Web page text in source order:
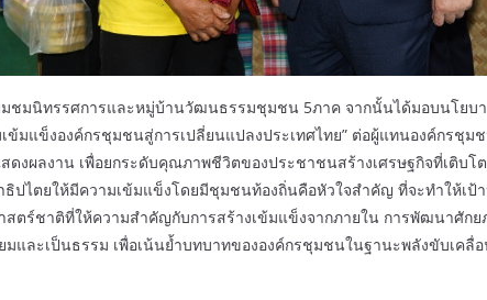
มชมนิทรรศการและหมู่บ้านวัฒนธรรมชุมชน 5ภาค จากนั้นได้มอบนโยบ
มแข็งองค์กรชุมชนสู่การเปลี่ยนแปลงประเทศไทย” ต่อผู้แทนองค์กรชุม
ดงผลงาน เพื่อยกระดับคุณภาพชีวิตของประชาชนสร้างเศรษฐกิจที่เติบโ
ปไตยให้มีความเข้มแข็งโดยมีชุมชนท้องถิ่นคือหัวใจสำคัญ ที่จะทำให้เป้
สตร์ชาติที่ให้ความสำคัญกับการสร้างเข้มแข็งจากภายใน การพัฒนาศัก
มและเป็นธรรม เพื่อเน้นย้ำบทบาทขององค์กรชุมชนในฐานะพลังขับเคลื่